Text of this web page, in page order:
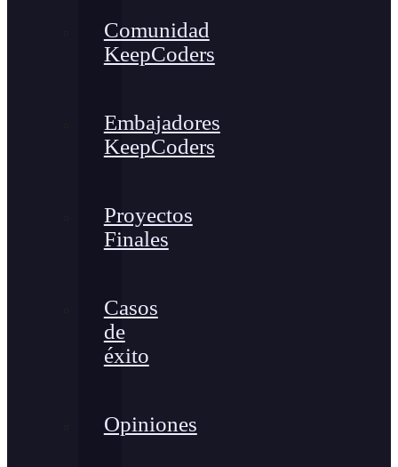
Comunidad
KeepCoders
Embajadores
KeepCoders
Proyectos
Finales
Casos
de
éxito
Opiniones